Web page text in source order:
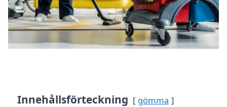
Innehållsförteckning gömma